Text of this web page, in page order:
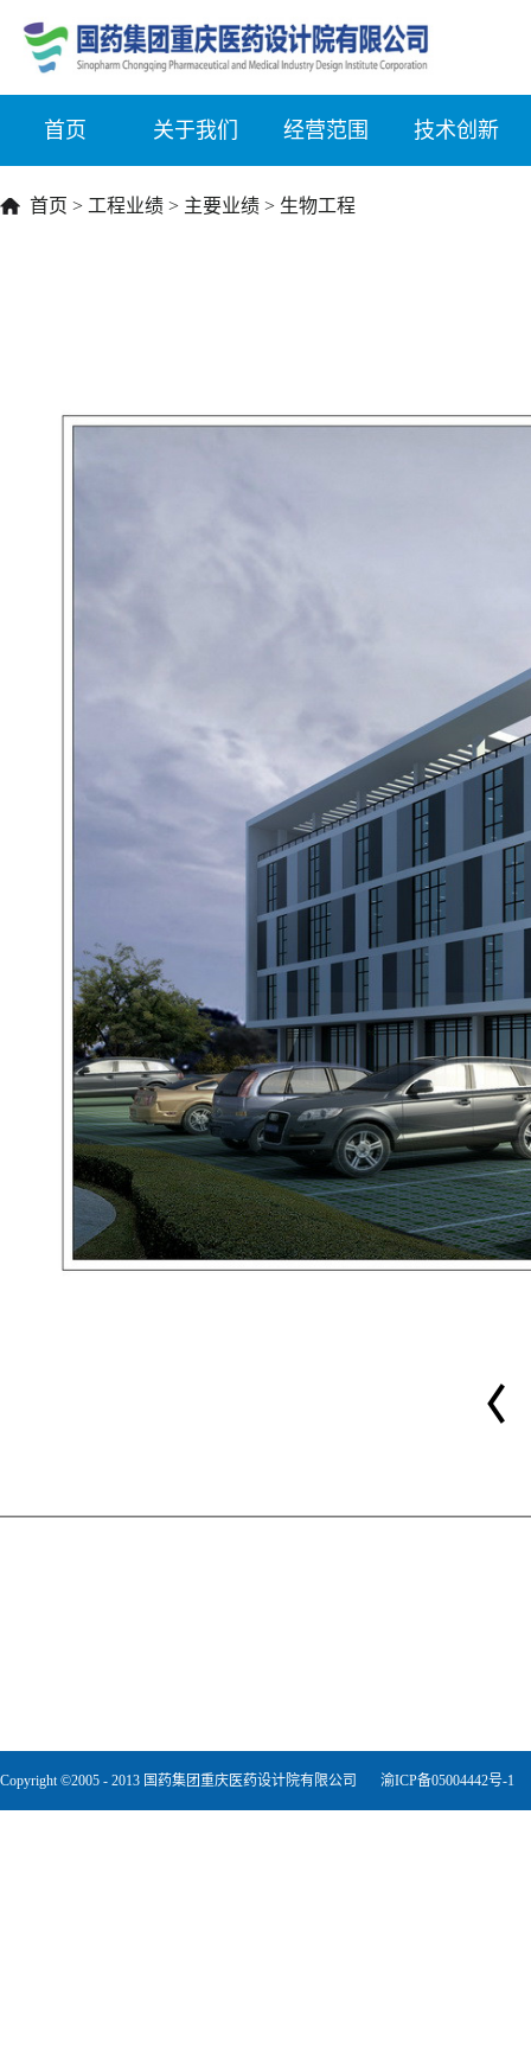
首页 关于我们 经营范围 技术创新
首页 > 工程业绩 > 主要业绩 > 生物工程
Copyright ©2005 - 2013 国药集团重庆医药设计院有限公司 渝ICP备05004442号-1